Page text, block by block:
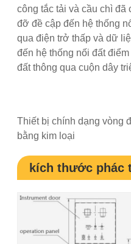
công tắc tải và cầu chì
đỡ đề cập đến hệ thống
qua điện trở thấp và dữ
đến hệ thống nối đất
đất thông qua cuộn dây
Thiết bị chính dạng vòng
bằng kim loại
kích thước phác